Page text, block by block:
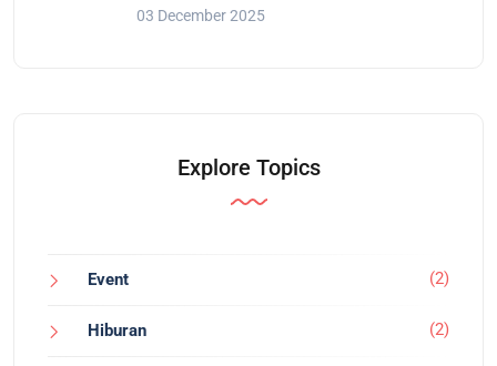
03 December 2025
Explore Topics
Event (2)
Hiburan (2)